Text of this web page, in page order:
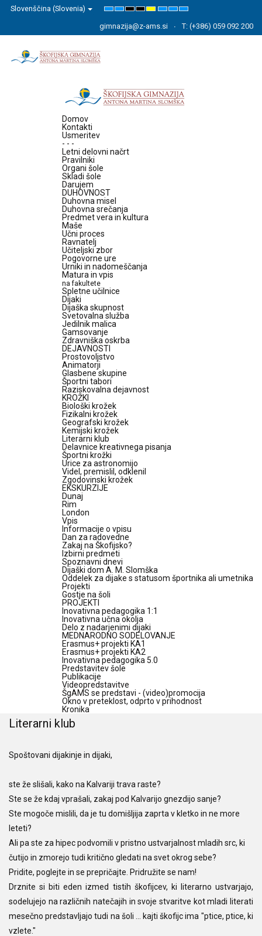
Slovenščina (Slovenia)
Default
NightHigh
Black
White
High
Black
High
Yellow
Set
Font
Set
Font
Set
Font
gimnazija@z-ams.si T: (+386) 059 092 200
Domov
Kontakti
Usmeritev
- - -
Letni delovni načrt
Pravilniki
Organi šole
Skladi šole
Darujem
DUHOVNOST
Duhovna misel
Duhovna srečanja
Predmet vera in kultura
Maše
Učni proces
Ravnatelj
Učiteljski zbor
Pogovorne ure
Urniki in nadomeščanja
Matura in vpis
na fakultete
Spletne učilnice
Dijaki
Dijaška skupnost
Svetovalna služba
Jedilnik malica
Gamsovanje
Zdravniška oskrba
DEJAVNOSTI
Prostovoljstvo
Animatorji
Glasbene skupine
Športni tabori
Raziskovalna dejavnost
KROŽKI
Biološki krožek
Fizikalni krožek
Geografski krožek
Kemijski krožek
Literarni klub
Delavnice kreativnega pisanja
Športni krožki
Urice za astronomijo
Videl, premislil, odklenil
Zgodovinski krožek
EKSKURZIJE
Dunaj
Rim
London
Vpis
Informacije o vpisu
Dan za radovedne
Zakaj na Škofijsko?
Izbirni predmeti
Spoznavni dnevi
Dijaški dom A. M. Slomška
Oddelek za dijake s statusom športnika ali umetnika
Projekti
Gostje na šoli
PROJEKTI
Inovativna pedagogika 1:1
Inovativna učna okolja
Delo z nadarjenimi dijaki
MEDNARODNO SODELOVANJE
Erasmus+ projekti KA1
Erasmus+ projekti KA2
Inovativna pedagogika 5.0
Predstavitev šole
Publikacije
Videopredstavitve
ŠgAMS se predstavi - (video)promocija
Okno v preteklost, odprto v prihodnost
Kronika
Literarni klub
Spoštovani dijakinje in dijaki,
ste že slišali, kako na Kalvariji trava raste?
Ste se že kdaj vprašali, zakaj pod Kalvarijo gnezdijo sanje?
Ste mogoče mislili, da je tu domišljija zaprta v kletko in ne more
leteti?
Ali pa ste za hipec podvomili v pristno ustvarjalnost mladih src, ki
čutijo in zmorejo tudi kritično gledati na svet okrog sebe?
Pridite, poglejte in se prepričajte. Pridružite se nam!
Drznite si biti eden izmed tistih škofijcev, ki literarno ustvarjajo,
sodelujejo na različnih natečajih in svoje stvaritve kot mladi literati
mesečno predstavljajo tudi na šoli ... kajti škofijc ima "ptice, ptice, ki
vzlete."